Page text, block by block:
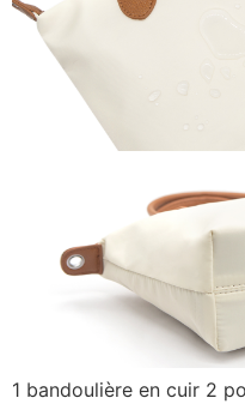
1 bandoulière en cuir 2